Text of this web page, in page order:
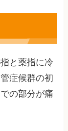
と薬指に冷
症候群の初
の部分が痛